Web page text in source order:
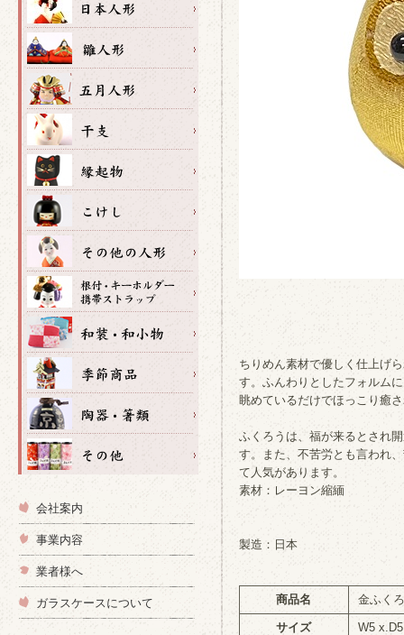
ちりめん素材で優しく仕上げ
す。ふんわりとしたフォルム
眺めているだけでほっこり癒
ふくろうは、福が来るとされ
す。また、不苦労とも言われ
て人気があります。
素材：レーヨン縮緬
製造：日本
商品名 金ふく
サイズ W5
会社案内
事業内容
業者様へ
ガラスケースについて